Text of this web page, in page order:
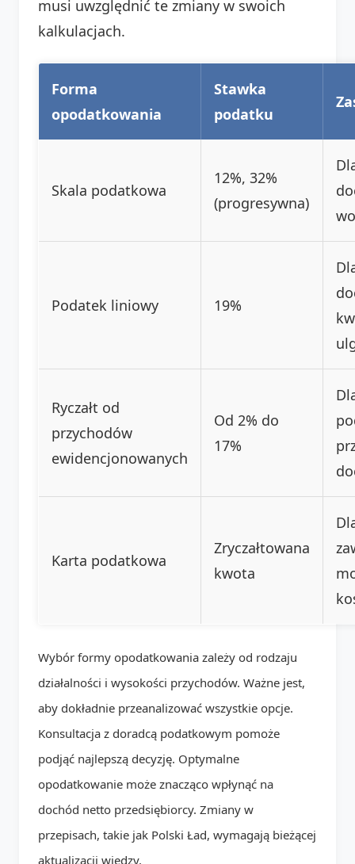
musi uwzględnić te zmiany w swoich
kalkulacjach.
Forma
opodatkowania
Stawka
podatku
Skala podatkowa
12%, 32%
(progresywna)
Podatek liniowy 19%
Ryczałt od
przychodów
ewidencjonowanych
Od 2% do
17%
Karta podatkowa
Zryczałtowana
kwota
Wybór formy opodatkowania zależy od rodzaju
działalności i wysokości przychodów. Ważne jest,
aby dokładnie przeanalizować wszystkie opcje.
Konsultacja z doradcą podatkowym pomoże
podjąć najlepszą decyzję. Optymalne
opodatkowanie może znacząco wpłynąć na
dochód netto przedsiębiorcy. Zmiany w
przepisach, takie jak Polski Ład, wymagają bieżącej
aktualizacji wiedzy.